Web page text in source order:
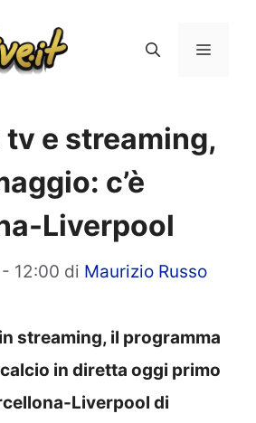
Menu
e streaming,
c’è
Liverpool
12:00 di Maurizio Russo
streaming, il programma
in diretta oggi primo
Liverpool di